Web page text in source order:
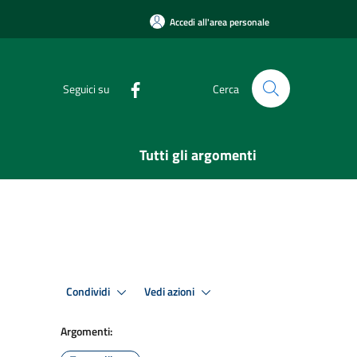
Accedi all'area personale
Seguici su Cerca
Tutti gli argomenti
Condividi Vedi azioni
Argomenti: